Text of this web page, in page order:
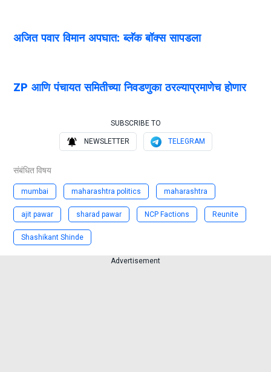
अजित पवार विमान अपघात: ब्लॅक बॉक्स सापडला
ZP आणि पंचायत समितीच्या निवडणुका ठरल्याप्रमाणेच होणार
SUBSCRIBE TO
NEWSLETTER TELEGRAM
संबंधित विषय
mumbai maharashtra politics maharashtra
ajit pawar sharad pawar NCP Factions Reunite
Shashikant Shinde
Advertisement